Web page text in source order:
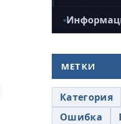
МЕТКИ
Категория
Ошибка